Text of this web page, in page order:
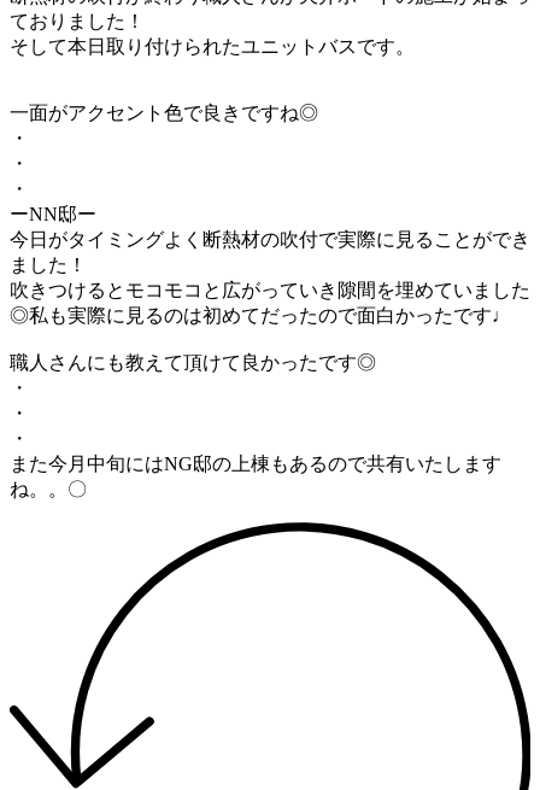
ておりました！
そして本日取り付けられたユニットバスです。
一面がアクセント色で良きですね◎
・
・
・
ーNN邸ー
今日がタイミングよく断熱材の吹付で実際に見ることができ
ました！
吹きつけるとモコモコと広がっていき隙間を埋めていました
◎私も実際に見るのは初めてだったので面白かったです♩
職人さんにも教えて頂けて良かったです◎
・
・
・
また今月中旬にはNG邸の上棟もあるので共有いたします
ね。。〇